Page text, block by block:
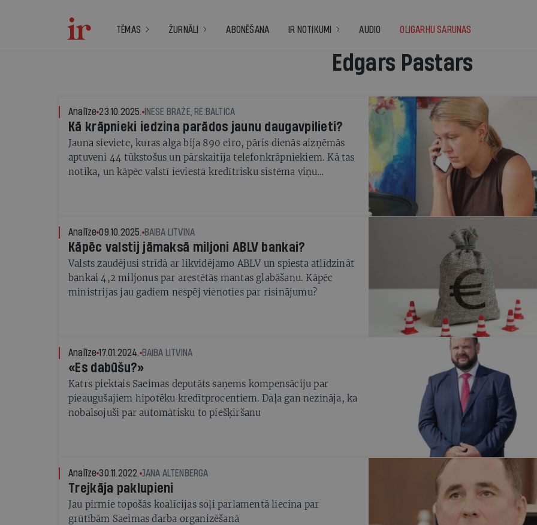
TĒMAS ŽURNĀLI ABONĒŠANA IR NOTIKUMI AUDIO OLIGARHU SARUNAS
Edgars Pastars
Analīze 23.10.2025. INESE BRAŽE, RE:BALTICA
Kā krāpnieki iedzina parādos jaunu daugavpilieti?
Jauna sieviete, kuras alga bija 890 eiro, pāris dienās aizņēmās
aptuveni 44 tūkstošus un pārskaitīja telefonkrāpniekiem. Kā tas
notika, un kāpēc valstī ieviestā kredītrisku sistēma viņu
Analīze 09.10.2025. BAIBA LITVINA
Kāpēc valstij jāmaksā miljoni ABLV bankai?
Valsts zaudējusi strīdā ar likvidējamo ABLV un spiesta atlīdzināt
bankai 4,2 miljonus par arestētās mantas glabāšanu. Kāpēc
ministrijas jau gadiem nespēj vienoties par risinājumu?
Analīze 17.01.2024. BAIBA LITVINA
«Es dabūšu?»
Katrs piektais Saeimas deputāts saņems kompensāciju par
pieaugušajiem hipotēku kredītprocentiem. Daļa gan nezināja, ka
nobalsojuši par automātisku to piešķiršanu
Analīze 30.11.2022. JANA ALTENBERGA
Trejkāja paklupieni
Jau pirmie topošās koalīcijas soļi parlamentā liecina par
grūtībām Saeimas darba organizēšanā